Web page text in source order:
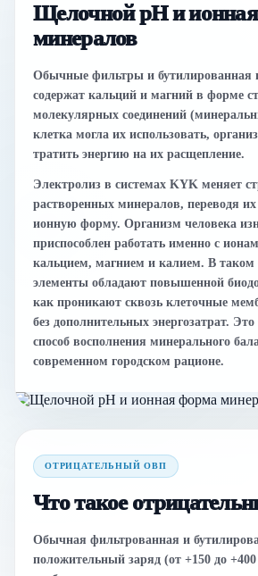
Щелочной pH и
минералов
Обычные фильтры и бутилированная
содержат кальций и магний в форме
молекулярных соединений
клетка могла их использовать,
тратить энергию на их расщепление.
Электролиз в системах KYK меняет
растворенных минералов, переводя
ионную форму. Организм человека
приспособлен работать именно с
кальцием, магнием и калием. В таком
элементы обладают повышенной
как проникают сквозь клеточные
без дополнительных энергозатрат.
способ восполнения минерального
современном городском рационе.
ОТРИЦАТЕЛЬНЫЙ ОВП
Что такое
Обычная фильтрованная и
положительный заряд (от +150 до